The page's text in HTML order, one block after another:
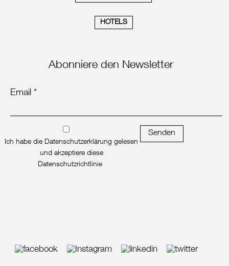
HOTELS
Abonniere den Newsletter
Email *
Ich habe die Datenschutzerklärung gelesen
und akzeptiere diese
Datenschutzrichtlinie
Senden